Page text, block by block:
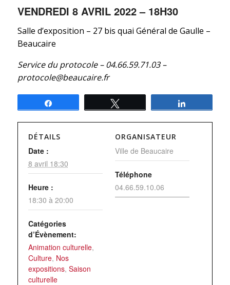
VENDREDI 8 AVRIL 2022 – 18H30
Salle d’exposition – 27 bis quai Général de Gaulle –
Beaucaire
Service du protocole – 04.66.59.71.03 –
protocole@beaucaire.fr
DÉTAILS
Date :
8 avril 18:30
Heure :
18:30 à 20:00
Catégories
d’Évènement:
Animation culturelle,
Culture, Nos
expositions, Saison
culturelle
ORGANISATEUR
Ville de Beaucaire
Téléphone
04.66.59.10.06